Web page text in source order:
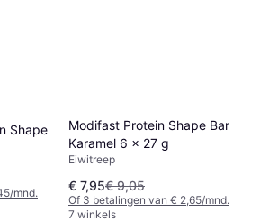
Shape
mnd.
Modifast Protein Shape Bar
Karamel 6 x 27 g
Eiwitreep
€ 7,95€ 9,05
Of 3 betalingen van € 2,65/mnd.
7 winkels